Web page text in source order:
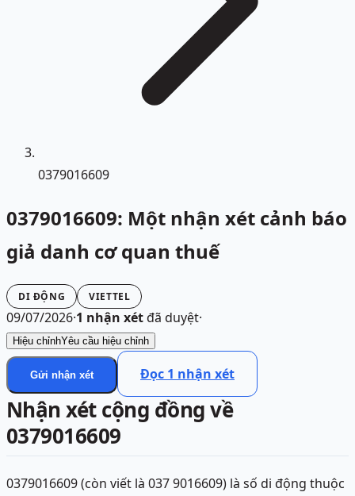
0379016609
0379016609: Một nhận xét cảnh báo
giả danh cơ quan thuế
DI ĐỘNG VIETTEL
09/07/2026·1 nhận xétđã duyệt·
Hiệu chỉnhYêu cầu hiệu chỉnh
Gửi nhận xét Đọc 1 nhận xét
Nhận xét cộng đồng về
0379016609
0379016609 (còn viết là 037 9016609) là số di động thuộc